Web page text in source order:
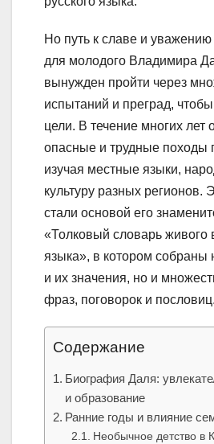
Но путь к славе и
для молодого Владимира
вынужден пройти через
испытаний и преград,
цели. В течение многих лет
опасные и трудные походы
изучая местные языки,
культуру разных регионов.
стали основой его
«Толковый словарь живого
языка», в котором собраны
и их значения, но и
фраз, поговорок и пословиц.
Содержание
Биография Даля:
и образование
Ранние годы и влияние
Необычное детство в